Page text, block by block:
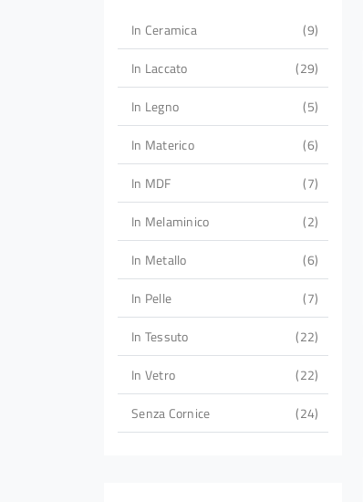
In Ceramica
9
In Laccato
29
In Legno
5
In Materico
6
In MDF
7
In Melaminico
2
In Metallo
6
In Pelle
7
In Tessuto
22
In Vetro
22
Senza Cornice
24